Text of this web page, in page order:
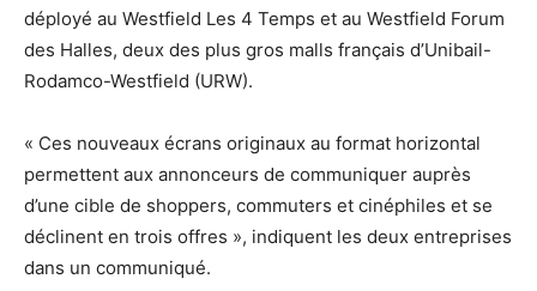
déployé au Westfield Les 4 Temps et au Westfield Forum
des Halles, deux des plus gros malls français d’Unibail-
Rodamco-Westfield (URW).
« Ces nouveaux écrans originaux au format horizontal
permettent aux annonceurs de communiquer auprès
d’une cible de shoppers, commuters et cinéphiles et se
déclinent en trois offres », indiquent les deux entreprises
dans un communiqué.